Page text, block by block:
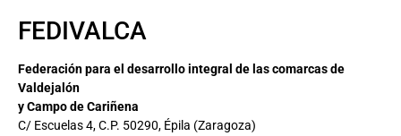
FEDIVALCA
Federación para el desarrollo integral de las comarcas de
Valdejalón
y Campo de Cariñena
C/ Escuelas 4, C.P. 50290, Épila (Zaragoza)